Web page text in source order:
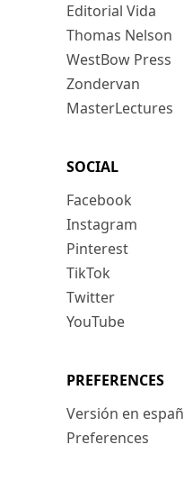
Editorial Vida
Thomas Nelson
WestBow Press
Zondervan
MasterLectures
SOCIAL
Facebook
Instagram
Pinterest
TikTok
Twitter
YouTube
PREFERENCES
Versión en
Preferences